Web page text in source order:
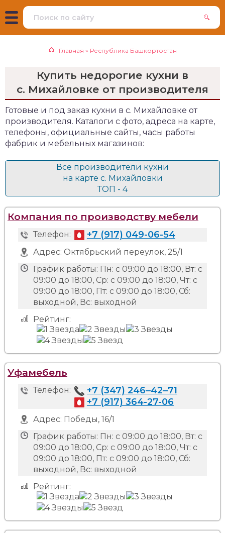
Главная » Республика Башкортостан
Купить недорогие кухни в
с. Михайловке от производителя
Готовые и под заказ кухни в с. Михайловке от
производителя. Каталоги с фото, адреса на карте,
телефоны, официальные сайты, часы работы
фабрик и мебельных магазинов:
Все производители кухни
на карте с. Михайловки
ТОП - 4
Компания по производству мебели
Телефон: +7 (917) 049-06-54
Адрес: Октябрьский переулок, 25/1
График работы: Пн: с 09:00 до 18:00, Вт: с
09:00 до 18:00, Ср: с 09:00 до 18:00, Чт: с
09:00 до 18:00, Пт: с 09:00 до 18:00, Сб:
выходной, Вс: выходной
Рейтинг:
Уфамебель
Телефон:
+7 (347) 246‒42‒71
+7 (917) 364-27-06
Адрес: Победы, 16/1
График работы: Пн: с 09:00 до 18:00, Вт: с
09:00 до 18:00, Ср: с 09:00 до 18:00, Чт: с
09:00 до 18:00, Пт: с 09:00 до 18:00, Сб:
выходной, Вс: выходной
Рейтинг: